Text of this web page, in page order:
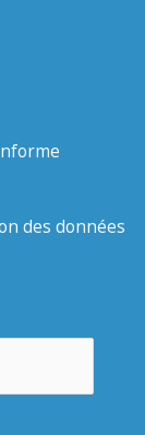
des données